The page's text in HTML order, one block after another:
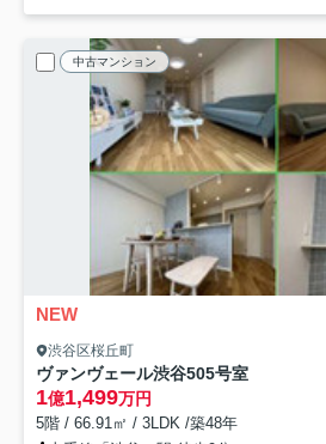
中古マンション
NEW
渋谷区桜丘町
ヴァンヴェール渋谷505号室
1億1,499万円
5階 / 66.91㎡ / 3LDK /築48年